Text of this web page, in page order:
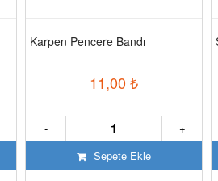
Karpen Pencere Bandı
11,00 ₺
+
-
Sepete Ekle